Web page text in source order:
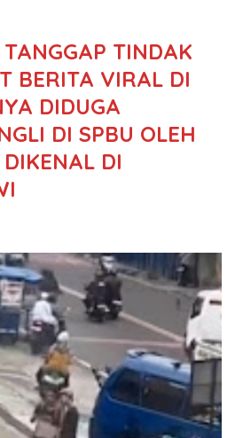
TINDAK
BERITA VIRAL DI
DIDUGA
DI SPBU OLEH
DI